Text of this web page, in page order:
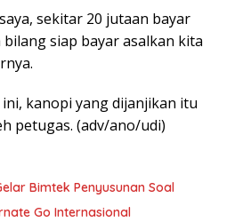
sekitar 20 jutaan bayar
siap bayar asalkan kita
kanopi yang dijanjikan itu
petugas. (adv/ano/udi)
Bimtek Penyusunan Soal
Go Internasional